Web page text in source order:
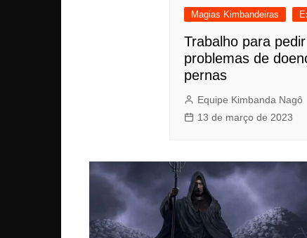
Magias Kimbandeiras
Trabalho para
problemas de
pernas
Equipe Kimbanda Nagô
13 de março de 2023